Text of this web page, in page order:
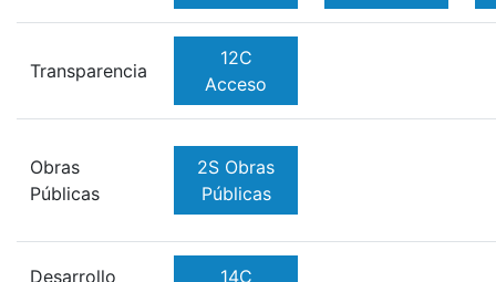
Transparencia
12C
Acceso
Obras
Públicas
2S Obras
Públicas
Desarrollo 14C